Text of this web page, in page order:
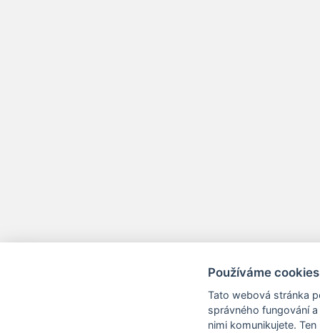
Používáme
Tato webová stránka
správného fungování
nimi komunikujete.